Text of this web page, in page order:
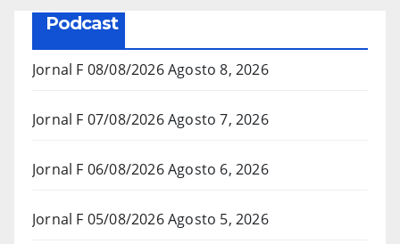
Podcast
Jornal F 08/08/2026Agosto 8, 2026
Jornal F 07/08/2026Agosto 7, 2026
Jornal F 06/08/2026Agosto 6, 2026
Jornal F 05/08/2026Agosto 5, 2026